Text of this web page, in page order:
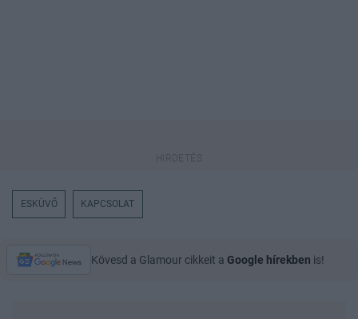
ESKÜVŐ KAPCSOLAT
Kövesd a Glamour cikkeit a Google hírekben is!